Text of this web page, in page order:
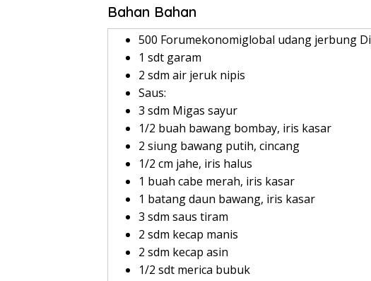
Bahan Bahan
500 Forumekonomiglobal udang jerbung Di
1 sdt garam
2 sdm air jeruk nipis
Saus:
3 sdm Migas sayur
1/2 buah bawang bombay, iris kasar
2 siung bawang putih, cincang
1/2 cm jahe, iris halus
1 buah cabe merah, iris kasar
1 batang daun bawang, iris kasar
3 sdm saus tiram
2 sdm kecap manis
2 sdm kecap asin
1/2 sdt merica bubuk